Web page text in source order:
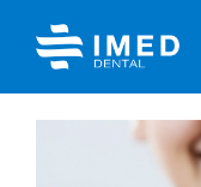
content